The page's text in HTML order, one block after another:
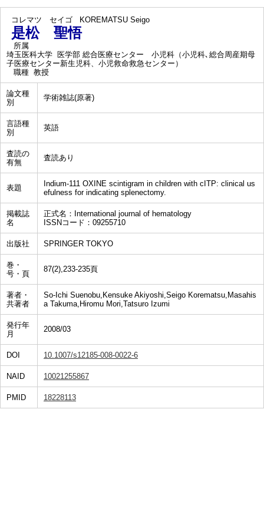
コレマツ セイゴ KOREMATSU Seigo
是松 聖悟
所属
埼玉医科大学 医学部 総合医療センター 小児科（小児科､総合周産期母
子医療センター新生児科、小児救命救急センター）
職種 教授
論文種
別
学術雑誌(原著)
言語種
別
英語
査読の
有無
査読あり
表題
Indium-111 OXINE scintigram in children with cITP: clinical us
efulness for indicating splenectomy.
掲載誌
名
正式名：International journal of hematology
ISSNコード：09255710
出版社 SPRINGER TOKYO
巻・
号・頁
87(2),233-235頁
著者・
共著者
So-Ichi Suenobu,Kensuke Akiyoshi,Seigo Korematsu,Masahis
a Takuma,Hiromu Mori,Tatsuro Izumi
発行年
月
2008/03
DOI 10.1007/s12185-008-0022-6
NAID 10021255867
PMID 18228113